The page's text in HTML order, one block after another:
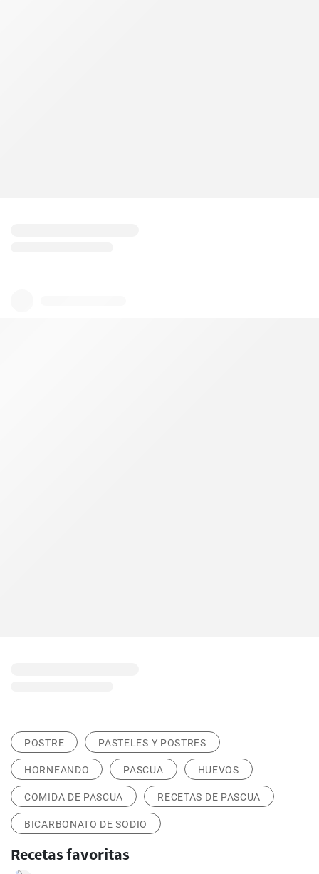
POSTRE PASTELES Y POSTRES
HORNEANDO PASCUA HUEVOS
COMIDA DE PASCUA RECETAS DE PASCUA
BICARBONATO DE SODIO
Recetas favoritas